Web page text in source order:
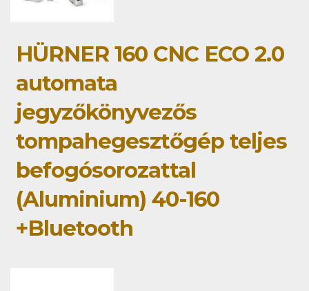
HÜRNER 160 CNC ECO 2.0
automata
jegyzőkönyvezős
tompahegesztőgép teljes
befogósorozattal
(Aluminium) 40-160
+Bluetooth